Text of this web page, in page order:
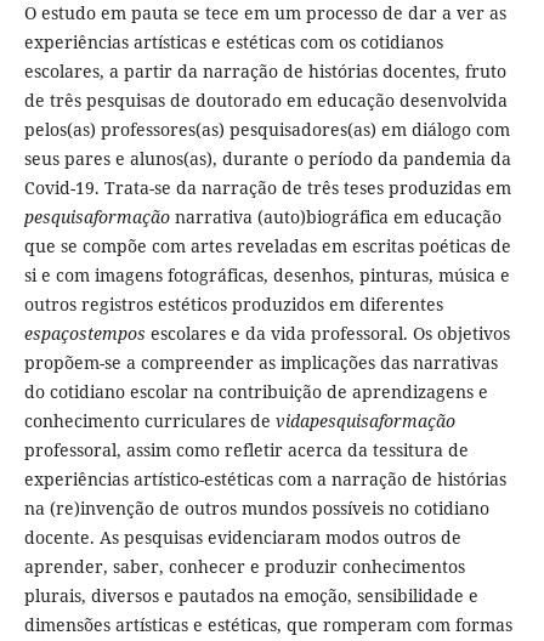
O estudo em pauta se tece em um processo de dar a ver as
experiências artísticas e estéticas com os cotidianos
escolares, a partir da narração de histórias docentes, fruto
de três pesquisas de doutorado em educação desenvolvida
pelos(as) professores(as) pesquisadores(as) em diálogo com
seus pares e alunos(as), durante o período da pandemia da
Covid-19. Trata-se da narração de três teses produzidas em
pesquisaformaçãonarrativa (auto)biográfica em educação
que se compõe com artes reveladas em escritas poéticas de
si e com imagens fotográficas, desenhos, pinturas, música e
outros registros estéticos produzidos em diferentes
espaçostempos escolares e da vida professoral. Os objetivos
propõem-se a compreender as implicações das narrativas
do cotidiano escolar na contribuição de aprendizagens e
conhecimento curriculares de vidapesquisaformação
professoral, assim como refletir acerca da tessitura de
experiências artístico-estéticas com a narração de histórias
na (re)invenção de outros mundos possíveis no cotidiano
docente. As pesquisas evidenciaram modos outros de
aprender, saber, conhecer e produzir conhecimentos
plurais, diversos e pautados na emoção, sensibilidade e
dimensões artísticas e estéticas, que romperam com formas